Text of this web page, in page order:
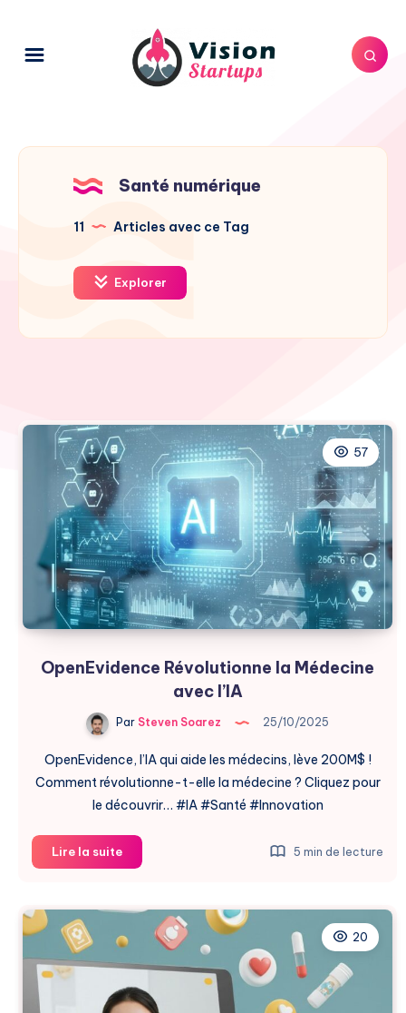
Santé numérique
11 Articles avec ce Tag
Explorer
57
OpenEvidence Révolutionne la Médecine
avec l’IA
Par Steven Soarez 25/10/2025
OpenEvidence, l’IA qui aide les médecins, lève 200M$ !
Comment révolutionne-t-elle la médecine ? Cliquez pour
le découvrir… #IA #Santé #Innovation
Lire la suiteOpenEvidence
Révolutionne
Médecine
avec
5 min de lecture
20